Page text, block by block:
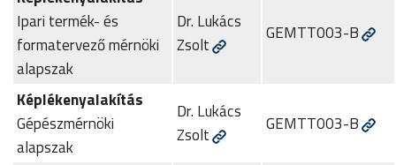
Ipari termék- és
formatervező mérnöki
alapszak
Dr. Lukács
Zsolt
GEMTT003-B
Képlékenyalakítás
Gépészmérnöki
alapszak
Dr. Lukács
Zsolt
GEMTT003-B